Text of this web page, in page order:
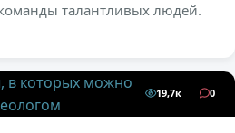
талантливых людей.
19,7к 0